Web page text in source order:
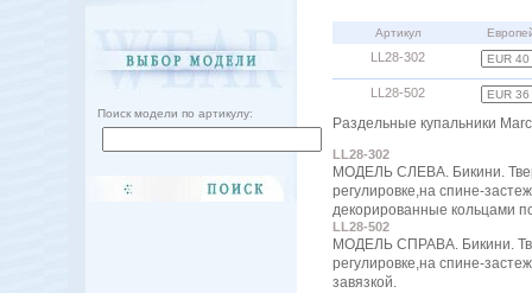
Поиск модели по артикулу:
Артикул
LL28-302
LL28-502
Раздельные купальники
LL28-302
МОДЕЛЬ СЛЕВА. Бикини.
регулировке,на спине-
декорированные кольцами
LL28-502
МОДЕЛЬ СПРАВА. Бикини.
регулировке,на спине-
завязкой.